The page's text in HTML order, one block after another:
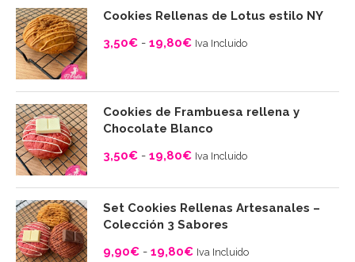
Cookies Rellenas de Lotus estilo NY
3,50€ - 19,80€
Rango
de
precios:
desde
3,50€
hasta
Iva Incluido
Cookies de Frambuesa rellena y
Chocolate Blanco
3,50€ - 19,80€
Rango
precios:
desde
3,50€
Iva Incluido
Set Cookies Rellenas Artesanales –
Colección 3 Sabores
9,90€ - 19,80€ Iva Incluido